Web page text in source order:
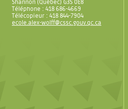
Shannon (Québec) G3S 0E8
Téléphone : 418 686-4669
Télécopieur : 418 844-7904
ecole.alex-wolff@cssc.gouv.qc.ca